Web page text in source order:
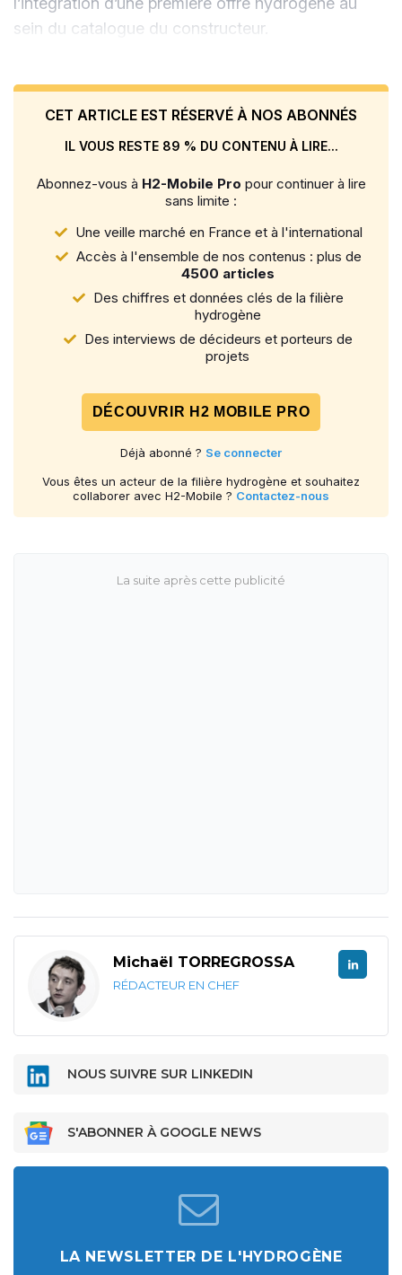
sein du catalogue du constructeur.
CET ARTICLE EST RÉSERVÉ À NOS ABONNÉS
IL VOUS RESTE 89 % DU CONTENU À LIRE...
Abonnez-vous à H2-Mobile Pro pour continuer à lire
sans limite :
Une veille marché en France et à l'international
Accès à l'ensemble de nos contenus : plus de
4500 articles
Des chiffres et données clés de la filière
hydrogène
Des interviews de décideurs et porteurs de
projets
DÉCOUVRIR H2 MOBILE PRO
Déjà abonné ? Se connecter
Vous êtes un acteur de la filière hydrogène et souhaitez
collaborer avec H2-Mobile ? Contactez-nous
Michaël TORREGROSSA
RÉDACTEUR EN CHEF
NOUS SUIVRE SUR LINKEDIN
S'ABONNER À GOOGLE NEWS
LA NEWSLETTER DE L'HYDROGÈNE